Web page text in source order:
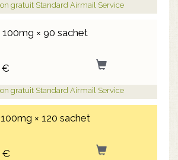
gratuit Standard Airmail Service
100mg × 90 sachet
€
gratuit Standard Airmail Service
100mg × 120 sachet
€